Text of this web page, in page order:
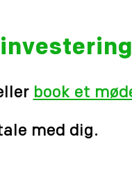
book et
med dig.